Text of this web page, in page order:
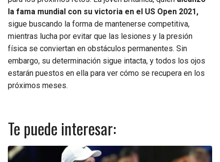
la fama mundial con su victoria en el US Open 2021,
sigue buscando la forma de mantenerse competitiva,
mientras lucha por evitar que las lesiones y la presión
física se conviertan en obstáculos permanentes. Sin
embargo, su determinación sigue intacta, y todos los ojos
estarán puestos en ella para ver cómo se recupera en los
próximos meses.
Te puede interesar: